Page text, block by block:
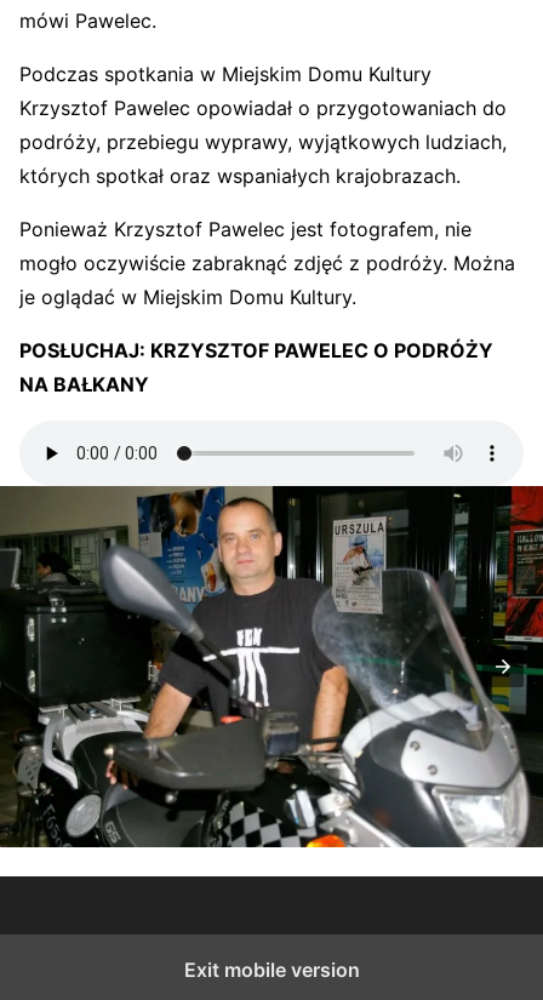
mówi Pawelec.
Podczas spotkania w Miejskim Domu Kultury
Krzysztof Pawelec opowiadał o przygotowaniach do
podróży, przebiegu wyprawy, wyjątkowych ludziach,
których spotkał oraz wspaniałych krajobrazach.
Ponieważ Krzysztof Pawelec jest fotografem, nie
mogło oczywiście zabraknąć zdjęć z podróży. Można
je oglądać w Miejskim Domu Kultury.
POSŁUCHAJ: KRZYSZTOF PAWELEC O PODRÓŻY
NA BAŁKANY
Exit mobile version